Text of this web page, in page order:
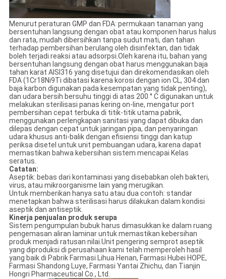
Menurut peraturan GMP dan FDA: permukaan tanaman yang
bersentuhan langsung dengan obat atau komponen harus halus
dan rata, mudah dibersihkan tanpa sudut mati, dan tahan
terhadap pembersihan berulang oleh disinfektan, dan tidak
boleh terjadi reaksi atau adsorpsi.Oleh karena itu, bahan yang
bersentuhan langsung dengan obat harus menggunakan baja
tahan karat AISI316 yang disetujui dan direkomendasikan oleh
FDA (1Cr18Ni9Ti dibatasi karena korosi dengan ion CL, 304 dan
baja karbon digunakan pada kesempatan yang tidak penting),
dan udara bersih bersuhu tinggi di atas 200 ° C digunakan untuk
melakukan sterilisasi panas kering on-line, mengatur port
pembersihan cepat terbuka di titik-titik utama pabrik,
menggunakan perlengkapan sanitasi yang dapat dibuka dan
dilepas dengan cepat untuk jaringan pipa, dan penyaringan
udara khusus anti-balik dengan efisiensi tinggi dan katup
periksa disetel untuk unit pembuangan udara, karena dapat
memastikan bahwa kebersihan sistem mencapai Kelas
seratus.
Catatan:
Aseptik: bebas dari kontaminasi yang disebabkan oleh bakteri,
virus, atau mikroorganisme lain yang merugikan.
Untuk memberikan hanya satu atau dua contoh: standar
menetapkan bahwa sterilisasi harus dilakukan dalam kondisi
aseptik dan antiseptik.
Kinerja penjualan produk serupa
Sistem pengumpulan bubuk harus dimasukkan ke dalam ruang
pengemasan aliran laminar untuk memastikan kebersihan
produk menjadi ratusan nilai.Unit pengering semprot aseptik
yang diproduksi di perusahaan kami telah memperoleh hasil
yang baik di Pabrik Farmasi Lihua Henan, Farmasi Hubei HOPE,
Farmasi Shandong Luye, Farmasi Yantai Zhichu, dan Tianjin
Hongri Pharmaceutical Co., Ltd.